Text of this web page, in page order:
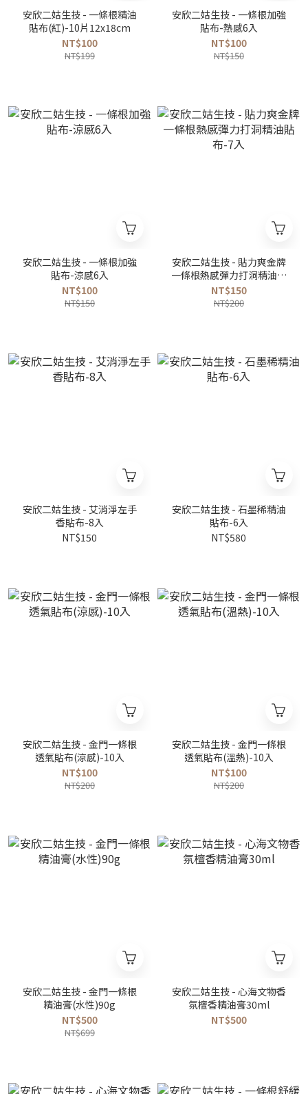
安欣二姑生技 - 一條根精油
貼布(紅)-10片12x18cm
NT$100
NT$199
安欣二姑生技 - 一條根加強
貼布-熱感6入
NT$100
NT$150
安欣二姑生技 - 一條根加強
貼布-涼感6入
NT$100
NT$150
安欣二姑生技 - 貼力爽金牌
一條根熱感彈力打洞精油貼
布-7入
NT$150
NT$200
安欣二姑生技 - 艾消淨左手
香貼布-8入
NT$150
安欣二姑生技 - 石墨稀精油
貼布-6入
NT$580
安欣二姑生技 - 金門一條根
透氣貼布(涼感)-10入
NT$100
NT$200
安欣二姑生技 - 金門一條根
透氣貼布(溫熱)-10入
NT$100
NT$200
安欣二姑生技 - 金門一條根
精油膏(水性)90g
NT$500
NT$699
安欣二姑生技 - 心海文物香
氛檀香精油膏30ml
NT$500